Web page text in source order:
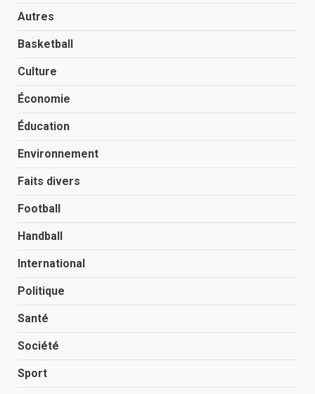
Autres
Basketball
Culture
Économie
Éducation
Environnement
Faits divers
Football
Handball
International
Politique
Santé
Société
Sport